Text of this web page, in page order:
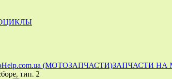
(МОТОЗАПЧАСТИ)ЗАПЧАСТИ
тип. 2